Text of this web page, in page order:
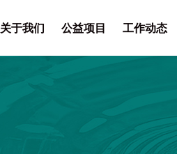
关于我们 公益项目 工作动态